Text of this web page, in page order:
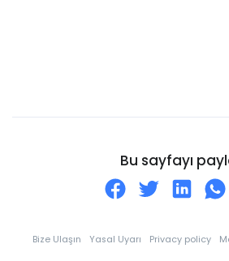
Dominik Cumhuriyeti
Bu sayfayı
Bize Ulaşın Yasal Uyarı Privacy policy